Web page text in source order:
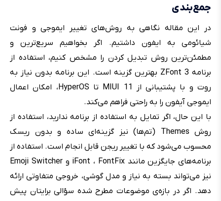
جمع‌بندی
در این مقاله نگاهی به روش‌های تغییر ایموجی و فونت
شیائومی به ایفون داشتیم. اگر بخواهیم سریع‌ترین و
مطمئن‌ترین روش تبدیل کردن را مشخص کنیم، استفاده از
برنامه ZFont 3 بهترین گزینه است. این برنامه بدون نیاز به
روت و با پشتیبانی از MIUI 11 تا HyperOS، امکان اعمال
ایموجی آیفون را به راحتی فراهم می‌کند.
با این حال، اگر تمایل به استفاده از برنامه ندارید، استفاده از
روش Themes (تم‌ها) نیز گزینه‌ای ساده و بدون ریسک
محسوب می‌شود که با تغییر ریجن قابل انجام است. استفاده از
برنامه‌های جایگزین مانند iFont ، FontFix و Emoji Switcher
نیز می‌تواند بسته به نیاز و مدل گوشی، خروجی متفاوتی ارائه
دهد. اگر در بازه‌ی موضوعات مطرح شده سؤالی برایتان پیش